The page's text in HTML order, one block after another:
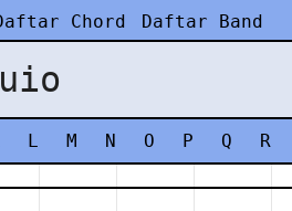
Chord Daftar Band
L M N O P Q R